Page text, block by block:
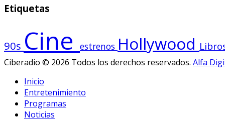
Etiquetas
90s Cine estrenos Hollywood
Ciberadio © 2026 Todos los derechos reservados. Alfa
Inicio
Entretenimiento
Programas
Noticias